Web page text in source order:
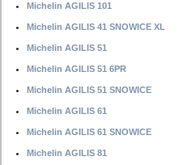
Michelin AGILIS 101
Michelin AGILIS 41 SNOWICE XL
Michelin AGILIS 51
Michelin AGILIS 51 6PR
Michelin AGILIS 51 SNOWICE
Michelin AGILIS 61
Michelin AGILIS 61 SNOWICE
Michelin AGILIS 81